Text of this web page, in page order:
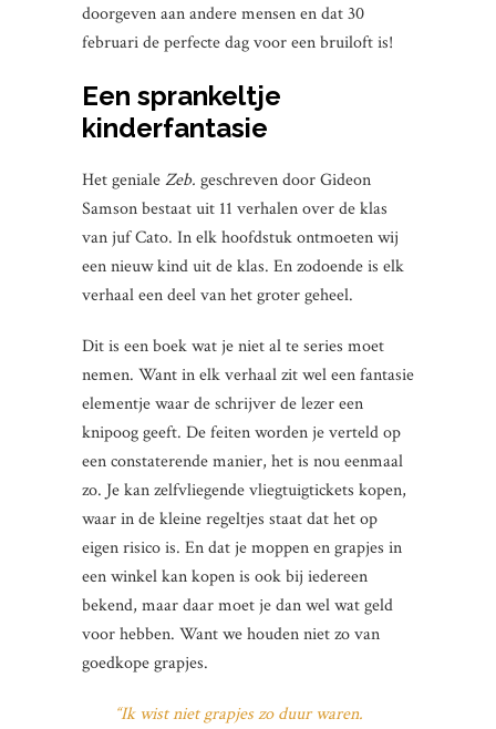
doorgeven aan andere mensen en dat 30
februari de perfecte dag voor een bruiloft is!
Een sprankeltje
kinderfantasie
Het genialeZeb. geschreven door Gideon
Samson bestaat uit 11 verhalen over de klas
van juf Cato. In elk hoofdstuk ontmoeten wij
een nieuw kind uit de klas. En zodoende is elk
verhaal een deel van het groter geheel.
Dit is een boek wat je niet al te series moet
nemen. Want in elk verhaal zit wel een fantasie
elementje waar de schrijver de lezer een
knipoog geeft. De feiten worden je verteld op
een constaterende manier, het is nou eenmaal
zo. Je kan zelfvliegende vliegtuigtickets kopen,
waar in de kleine regeltjes staat dat het op
eigen risico is. En dat je moppen en grapjes in
een winkel kan kopen is ook bij iedereen
bekend, maar daar moet je dan wel wat geld
voor hebben. Want we houden niet zo van
goedkope grapjes.
“Ik wist niet grapjes zo duur waren.